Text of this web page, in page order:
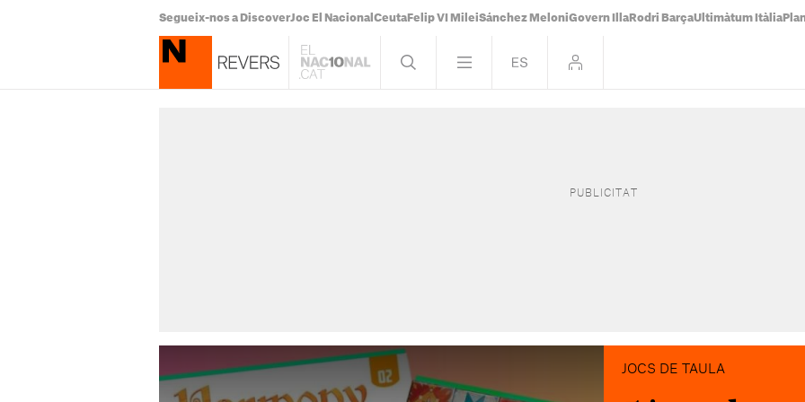
Segueix-nos a DiscoverJoc El Nacional Ceuta Felip VI MileiSánchez MeloniGovern Illa Rodri BarçaUltimàtum Itàlia
JOCS DE TAULA